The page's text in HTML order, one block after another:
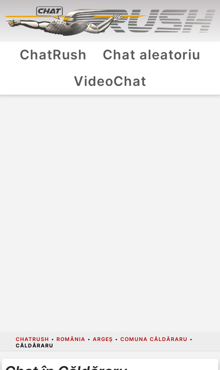
ChatRush
Chat aleatoriu
VideoChat
CHATRUSH • ROMÂNIA • ARGEȘ • COMUNA CĂLDĂRARU •
CĂLDĂRARU